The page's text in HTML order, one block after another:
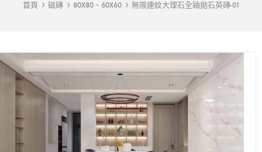
首頁 磁磚 80X80、60X60 無限連紋大理石全釉拋石英磚-01